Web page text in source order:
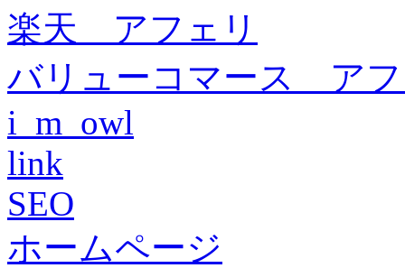
楽天 アフェリ
バリューコマース ア
i_m_owl
link
SEO
ホームページ